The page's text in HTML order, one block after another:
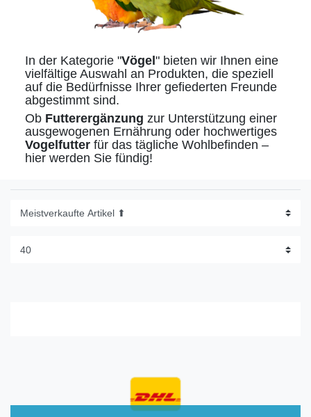
In der Kategorie "Vögel" bieten wir Ihnen eine
vielfältige Auswahl an Produkten, die speziell
auf die Bedürfnisse Ihrer gefiederten Freunde
abgestimmt sind.
Ob Futterergänzung zur Unterstützung einer
ausgewogenen Ernährung oder hochwertiges
Vogelfutter für das tägliche Wohlbefinden –
hier werden Sie fündig!